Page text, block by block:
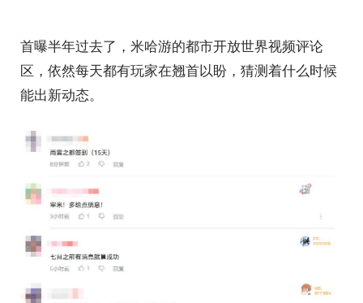
首曝半年过去了，米哈游的都市开放世界视频评论
区，依然每天都有玩家在翘首以盼，猜测着什么时候
能出新动态。